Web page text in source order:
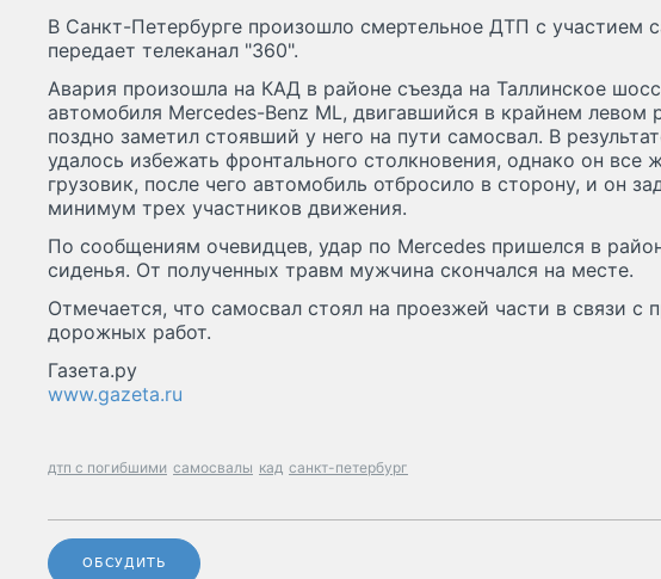
В Санкт-Петербурге произошло смертельное ДТП с участием
передает телеканал "360".
Авария произошла на КАД в районе съезда на Таллинское
автомобиля Mercedes-Benz ML, двигавшийся в крайнем левом
поздно заметил стоявший у него на пути самосвал. В
удалось избежать фронтального столкновения, однако он все
грузовик, после чего автомобиль отбросило в сторону, и он
минимум трех участников движения.
По сообщениям очевидцев, удар по Mercedes пришелся в
сиденья. От полученных травм мужчина скончался на месте.
Отмечается, что самосвал стоял на проезжей части в связи с
дорожных работ.
Газета.ру
www.gazeta.ru
дтп с погибшими самосвалы кад санкт-петербург
ОБСУДИТЬ